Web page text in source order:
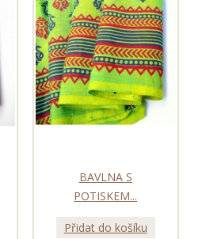
BAVLNA S
POTISKEM...
Přidat do košíku